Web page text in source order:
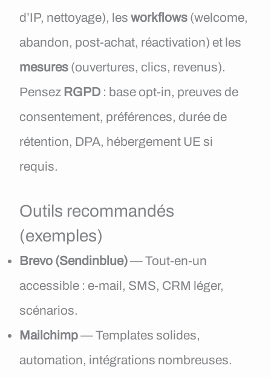
d’IP, nettoyage), les workflows (welcome,
abandon, post-achat, réactivation) et les
mesures (ouvertures, clics, revenus).
Pensez RGPD : base opt-in, preuves de
consentement, préférences, durée de
rétention, DPA, hébergement UE si
requis.
Outils recommandés
(exemples)
Brevo (Sendinblue)— Tout-en-un
accessible : e-mail, SMS, CRM léger,
scénarios.
Mailchimp— Templates solides,
automation, intégrations nombreuses.